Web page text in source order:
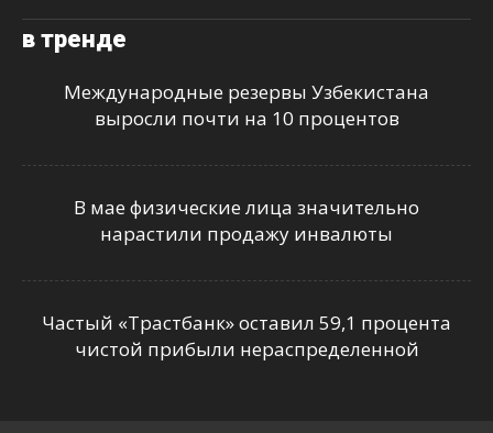
в тренде
Международные резервы Узбекистана
выросли почти на 10 процентов
В мае физические лица значительно
нарастили продажу инвалюты
Частый «Трастбанк» оставил 59,1 процента
чистой прибыли нераспределенной